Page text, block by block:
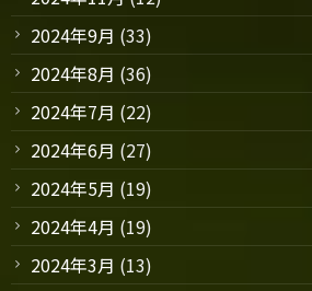
2024年9月 (33)
2024年8月 (36)
2024年7月 (22)
2024年6月 (27)
2024年5月 (19)
2024年4月 (19)
2024年3月 (13)